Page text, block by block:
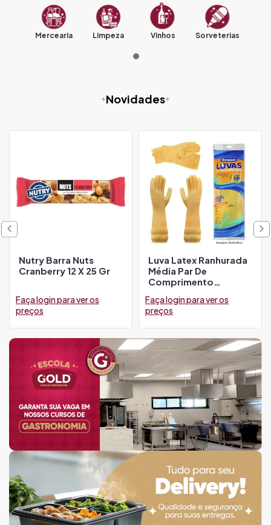
Mercearia Limpeza Vinhos Sorveterias
Novidades
Nutry Barra Nuts
Cranberry 12 X 25 Gr
Faça login para ver os
preços
Luva Latex Ranhurada
Média Par De
Comprimento
Faça login para ver os
preços